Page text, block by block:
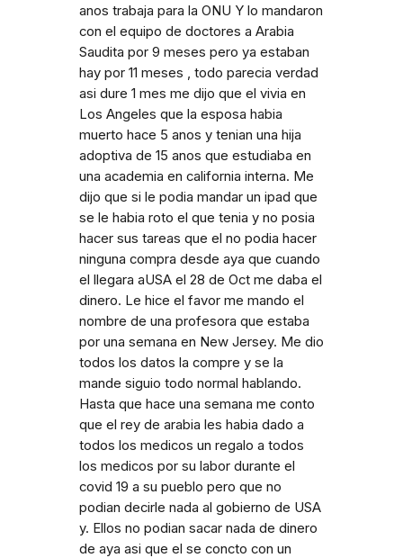
anos trabaja para la ONU Y lo mandaron
con el equipo de doctores a Arabia
Saudita por 9 meses pero ya estaban
hay por 11 meses , todo parecia verdad
asi dure 1 mes me dijo que el vivia en
Los Angeles que la esposa habia
muerto hace 5 anos y tenian una hija
adoptiva de 15 anos que estudiaba en
una academia en california interna. Me
dijo que si le podia mandar un ipad que
se le habia roto el que tenia y no posia
hacer sus tareas que el no podia hacer
ninguna compra desde aya que cuando
el llegara aUSA el 28 de Oct me daba el
dinero. Le hice el favor me mando el
nombre de una profesora que estaba
por una semana en New Jersey. Me dio
todos los datos la compre y se la
mande siguio todo normal hablando.
Hasta que hace una semana me conto
que el rey de arabia les habia dado a
todos los medicos un regalo a todos
los medicos por su labor durante el
covid 19 a su pueblo pero que no
podian decirle nada al gobierno de USA
y. Ellos no podian sacar nada de dinero
de aya asi que el se concto con un